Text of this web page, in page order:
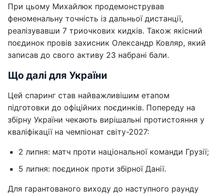
При цьому Михайлюк продемонстрував
феноменальну точність із дальньої дистанції,
реалізувавши 7 триочкових кидків. Також якісний
поєдинок провів захисник Олександр Ковляр, який
записав до свого активу 23 набрані бали.
Що далі для України
Цей спаринг став найважливішим етапом
підготовки до офіційних поєдинків. Попереду на
збірну України чекають вирішальні протистояння у
кваліфікації на чемпіонат світу-2027:
2 липня: матч проти національної команди Грузії;
5 липня: поєдинок проти збірної Данії.
Для гарантованого виходу до наступного раунду